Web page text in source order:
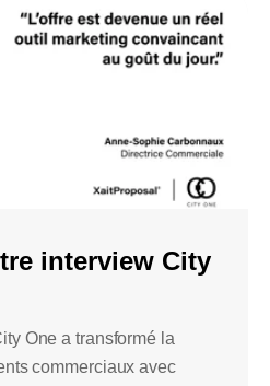
interview City
One a transformé la
commerciaux avec